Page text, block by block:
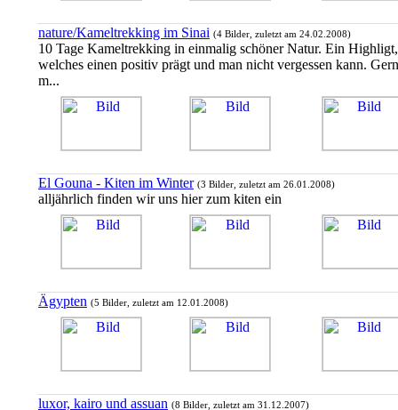
nature/Kameltrekking im Sinai (4 Bilder, zuletzt am 24.02.2008)
10 Tage Kameltrekking in einmalig schöner Natur. Ein Highligt,
welches einen positiv prägt und man nicht vergessen kann.
m...
El Gouna - Kiten im Winter (3 Bilder, zuletzt am 26.01.2008)
alljährlich finden wir uns hier zum kiten ein
Ägypten (5 Bilder, zuletzt am 12.01.2008)
luxor, kairo und assuan (8 Bilder, zuletzt am 31.12.2007)